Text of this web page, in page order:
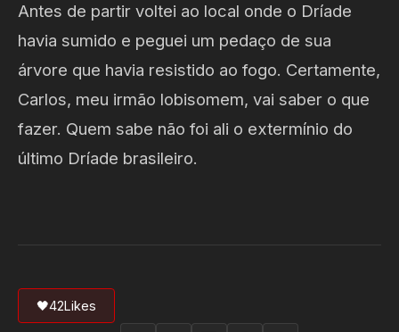
Antes de partir voltei ao local onde o Dríade
havia sumido e peguei um pedaço de sua
árvore que havia resistido ao fogo. Certamente,
Carlos, meu irmão lobisomem, vai saber o que
fazer. Quem sabe não foi ali o extermínio do
último Dríade brasileiro.
🖤42Likes